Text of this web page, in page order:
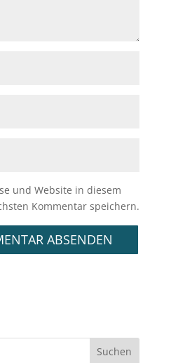
und Website in diesem
Kommentar speichern.